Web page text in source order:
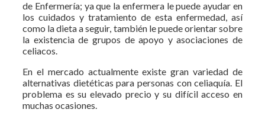
de Enfermería; ya que la enfermera le puede ayudar en
los cuidados y tratamiento de esta enfermedad, así
como la dieta a seguir, también le puede orientar sobre
la existencia de grupos de apoyo y asociaciones de
celiacos.
En el mercado actualmente existe gran variedad de
alternativas dietéticas para personas con celiaquía. El
problema es su elevado precio y su difícil acceso en
muchas ocasiones.